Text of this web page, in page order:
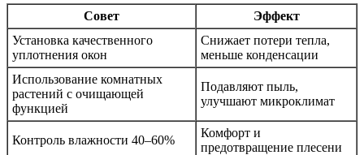
Совет
Эффект
Установка качественного
уплотнения окон
Снижает потери тепла,
меньше конденсации
Использование комнатных
растений с очищающей
функцией
Подавляют пыль,
улучшают микроклимат
Контроль влажности 40–60%
Комфорт и
предотвращение плесени